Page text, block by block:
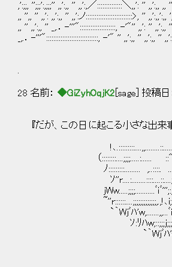
,':;;, '';;;':,;;;'' ,,':,, '' ,,':,／::::::::::::::＼,,': ''
,, '',, '' ,,': ,,':,, '' ,,':ノ::::::::::::::::::::::::::>, ''
,, '' ,,':,, '' _,.．-'''"::::::::::::::::::::, -'"'' ,,': ''
_,.．-'''":::::::::::::::::::::::::::::, -'" '' ,,':,, '' ,,':,, ''
28 名前： ◆GiZyhOqjK2 [sage] 投稿
『だが、この日に起こる小さな出来事
!､
（::::::::....;;;;.....:......
ﾉ:::::::::......... ,..::::.
ｿ
jWw.....;;;;...........ﾞｉﾞ''';:,ﾉ.y;wﾘﾞ
~''r::::::....;;;;;;;;;;;;;,.,!､i;:''::ﾞｉ........ﾄ
`｀Wjﾞﾊ'w,.......,,...ﾞｉ:;i::.ﾞﾞヽ(. |
ｿ:ﾘﾊw;::;;;j;;;;wiﾞｉ;iiii;:ｿ,ﾞﾞﾞ:;i;:ﾞ
`｀Wjﾞﾊ'w,ﾞｉ:i;;i ;;ﾞﾞﾞ
ﾞｉ;ii:ii:;i::.ﾞ;;ﾞﾞ
''rﾞﾞﾞ